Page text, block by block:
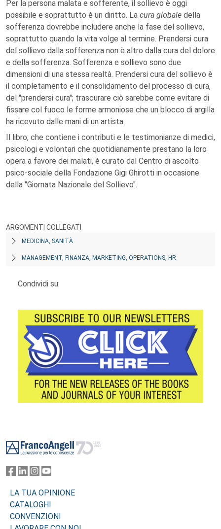
Per la persona malata e sofferente, il sollievo è oggi
possibile e soprattutto è un diritto. La cura globale della
sofferenza dovrebbe includere anche la fase del sollievo,
soprattutto quando la vita volge al termine. Prendersi cura
del sollievo dalla sofferenza non è altro dalla cura del dolore
e della sofferenza. Sofferenza e sollievo sono due
dimensioni di una stessa realtà. Prendersi cura del sollievo è
il completamento e il consolidamento del processo di cura,
del "prendersi cura"; trascurare ciò sarebbe come evitare di
fissare col fuoco le forme armoniose che un blocco di argilla
ha ricevuto dalle mani di un artista.
Il libro, che contiene i contributi e le testimonianze di medici,
psicologi e volontari che quotidianamente prestano la loro
opera a favore dei malati, è curato dal Centro di ascolto
psico-sociale della Fondazione Gigi Ghirotti in occasione
della "Giornata Nazionale del Sollievo".
ARGOMENTI COLLEGATI
MEDICINA, SANITÀ
MANAGEMENT, FINANZA, MARKETING, OPERATIONS, HR
Condividi su:
LA TUA OPINIONE
CATALOGHI
CONVENZIONI